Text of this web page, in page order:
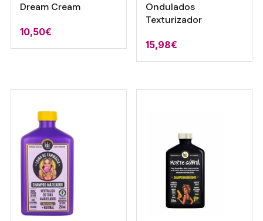
Dream Cream
10,50€
Ondulados
Texturizador
15,98€